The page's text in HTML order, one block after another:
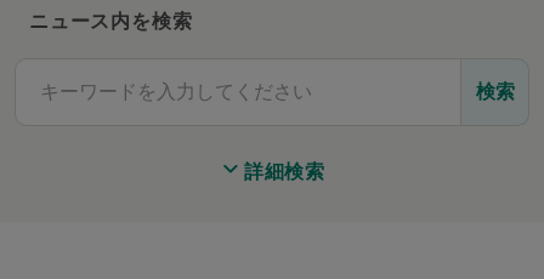
ニュース内を検索
検索
詳細検索